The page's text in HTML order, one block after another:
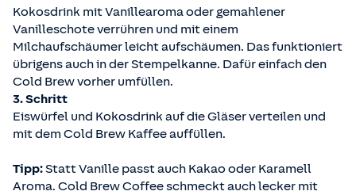
Kokosdrink mit Vanillearoma oder gemahlener
Vanilleschote verrühren und mit einem
Milchaufschäumer leicht aufschäumen. Das funktioniert
übrigens auch in der Stempelkanne. Dafür einfach den
Cold Brew vorher umfüllen.
3. Schritt
Eiswürfel und Kokosdrink auf die Gläser verteilen und
mit dem Cold Brew Kaffee auffüllen.
Tipp:Statt Vanille passt auch Kakao oder Karamell
Aroma. Cold Brew Coffee schmeckt auch lecker mit